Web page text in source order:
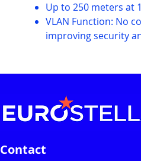
Up to 250 meters at
VLAN Function: No
improving security
Contact